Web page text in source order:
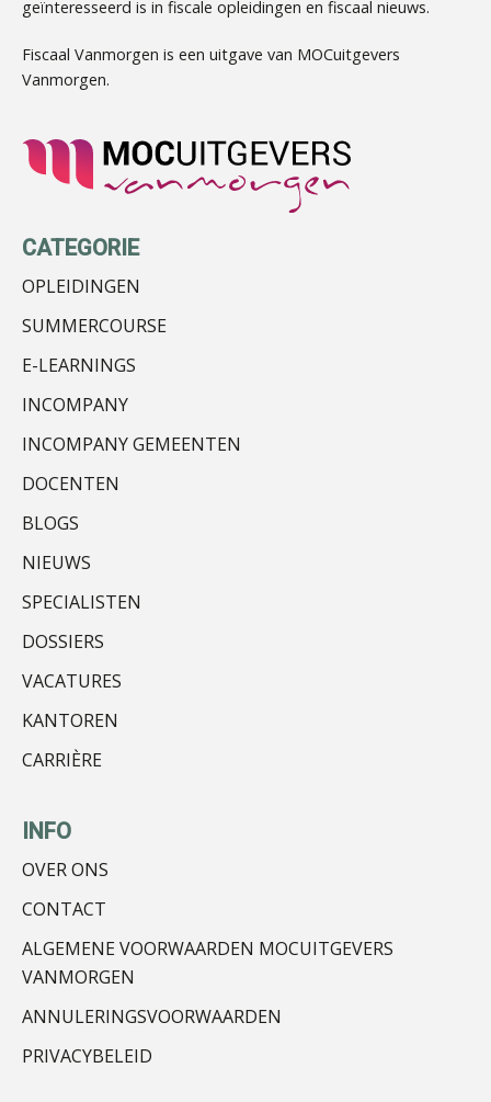
mr. Roelof Vos
Frits Algie
geïnteresseerd is in fiscale opleidingen en fiscaal nieuws.
Fiscaal Vanmorgen is een uitgave van MOCuitgevers
Vanmorgen.
CATEGORIE
OPLEIDINGEN
SUMMERCOURSE
E-LEARNINGS
INCOMPANY
INCOMPANY GEMEENTEN
DOCENTEN
BLOGS
NIEUWS
SPECIALISTEN
DOSSIERS
VACATURES
KANTOREN
CARRIÈRE
INFO
OVER ONS
CONTACT
ALGEMENE VOORWAARDEN MOCUITGEVERS
VANMORGEN
ANNULERINGSVOORWAARDEN
PRIVACYBELEID